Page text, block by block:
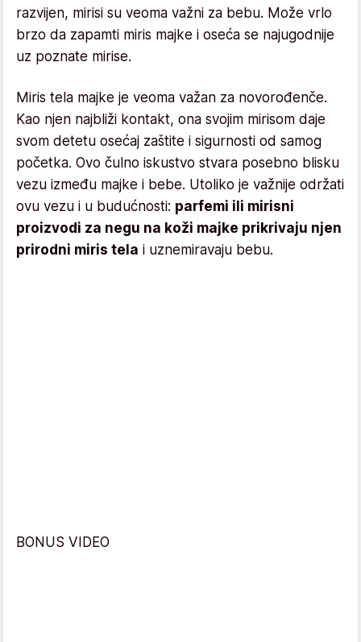
razvijen, mirisi su veoma važni za bebu. Može vrlo
brzo da zapamti miris majke i oseća se najugodnije
uz poznate mirise.
Miris tela majke je veoma važan za novorođenče.
Kao njen najbliži kontakt, ona svojim mirisom daje
svom detetu osećaj zaštite i sigurnosti od samog
početka. Ovo čulno iskustvo stvara posebno blisku
vezu između majke i bebe. Utoliko je važnije održati
ovu vezu i u budućnosti: parfemi ili mirisni
proizvodi za negu na koži majke prikrivaju njen
prirodni miris tela i uznemiravaju bebu.
BONUS VIDEO